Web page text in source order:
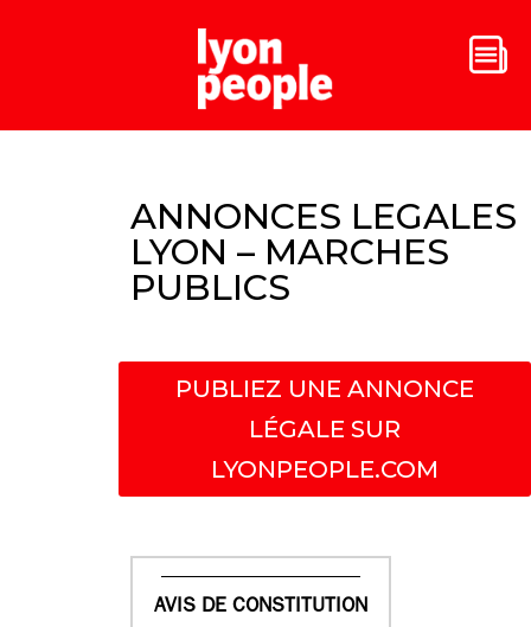
ANNONCES LEGALES
LYON – MARCHES
PUBLICS
PUBLIEZ UNE ANNONCE
LÉGALE SUR
LYONPEOPLE.COM
AVIS DE CONSTITUTION